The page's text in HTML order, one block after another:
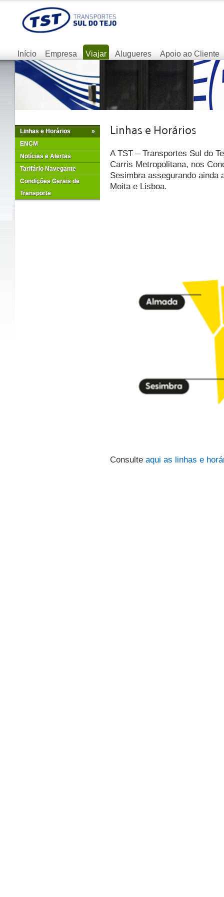
Início Empresa Viajar Alugueres Apoio ao Cliente
»
Linhas e Horários
ENCM
Notícias e Alertas
Tarifário Navegante
Condições Gerais de
Transporte
A TST – Transportes Sul do
Carris Metropolitana, nos
Sesimbra assegurando ainda
Moita e Lisboa.
Consulte aqui as linhas e